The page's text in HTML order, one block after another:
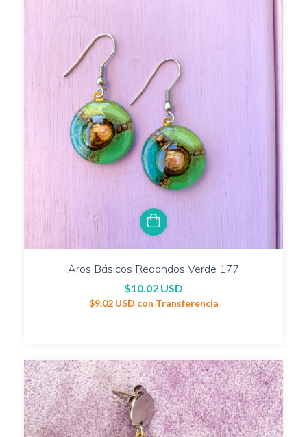
Aros Básicos Redondos Verde 177
$10.02 USD
$9.02 USD con Transferencia